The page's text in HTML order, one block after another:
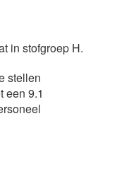
in stofgroep H.
stellen
een 9.1